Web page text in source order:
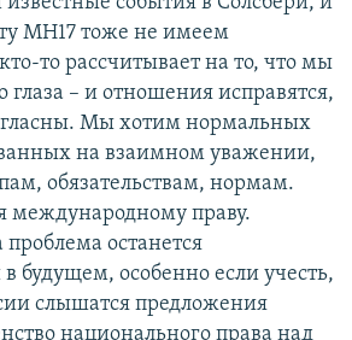
MH17 тоже не имеем
то рассчитывает на то, что мы
глаза – и отношения исправятся,
Мы хотим нормальных
на взаимном уважении,
обязательствам, нормам.
международному праву.
останется
будущем, особенно если учесть,
слышатся предложения
национального права над